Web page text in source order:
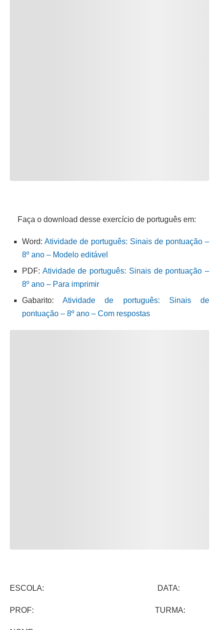
Faça o download desse exercício de português em:
Word: Atividade de português: Sinais de pontuação –
8º ano – Modelo editável
PDF: Atividade de português: Sinais de pontuação –
8º ano – Para imprimir
Gabarito:Atividade de português: Sinais de
pontuação – 8º ano – Com respostas
ESCOLA: DATA:
PROF: TURMA: